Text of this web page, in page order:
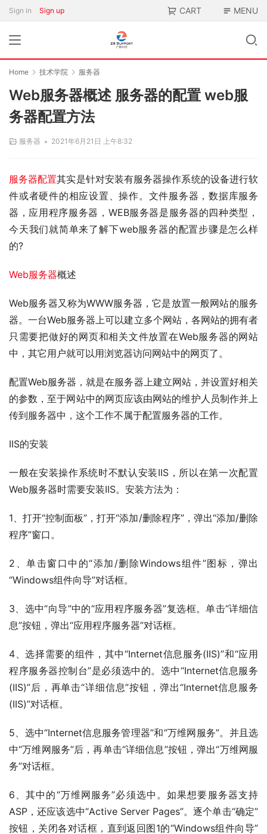
Sign in Sign up CART MENU
Home 技术学院 服务器
Web服务器概述 服务器的配置 web服
务器配置方法
服务器 • 2021年6月21日 上午8:32
服务器配置其实是针对安装有服务器操作系统的设备进行软
件或者硬件的相应设置、操作。文件服务器，数据库服务
器，应用程序服务器，WEB服务器是服务器的四种类型，
今天我们就简单来了解下web服务器的配置步骤是怎么样
的?
Web服务器概述
Web服务器又称为WWW服务器，它是放置一般网站的服务
器。一台Web服务器上可以建立多个网站，各网站的拥有者
只需要把做好的网页和相关文件放置在Web服务器的网站
中，其它用户就可以用浏览器访问网站中的网页了。
配置Web服务器，就是在服务器上建立网站，并设置好相关
的参数，至于网站中的网页应该由网站的维护人员制作并上
传到服务器中，这个工作不属于配置服务器的工作。
IIS的安装
一般在安装操作系统时不默认安装IIS，所以在第一次配置
Web服务器时需要安装IIS。安装方法为：
1、打开“控制面板”，打开“添加/删除程序”，弹出“添加/删除
程序”窗口。
2、单击窗口中的“添加/删除Windows组件”图标，弹出
“Windows组件向导”对话框。
3、选中“向导”中的“应用程序服务器”复选框。单击“详细信
息”按钮，弹出“应用程序服务器”对话框。
4、选择需要的组件，其中“Internet信息服务(IIS)”和“应用
程序服务器控制台”是必须选中的。选中“Internet信息服务
(IIS)”后，再单击“详细信息”按钮，弹出“Internet信息服务
(IIS)”对话框。
5、选中“Internet信息服务管理器”和“万维网服务”。并且选
中“万维网服务”后，再单击“详细信息”按钮，弹出“万维网服
务”对话框。
6、其中的“万维网服务”必须选中。如果想要服务器支持
ASP，还应该选中“Active Server Pages”。逐个单击“确定”
按钮，关闭各对话框，直到返回图1的“Windows组件向导”